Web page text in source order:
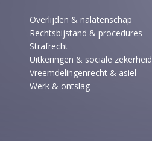
Overlijden & nalatenschap
Rechtsbijstand & procedures
Strafrecht
Uitkeringen & sociale zekerheid
Vreemdelingenrecht & asiel
Werk & ontslag